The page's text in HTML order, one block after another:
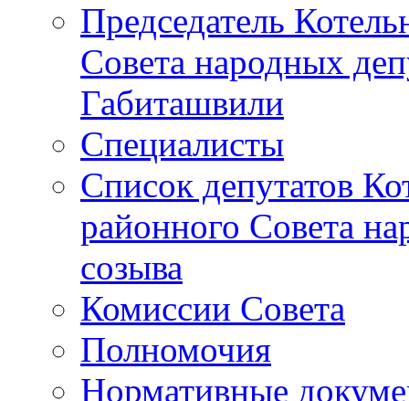
Председатель
Совета народных
Габиташвили
Специалисты
Список депутатов
районного Совета
созыва
Комиссии Совета
Полномочия
Нормативные